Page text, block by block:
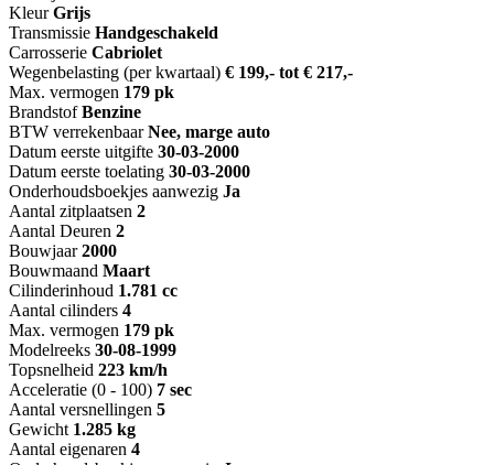
Kleur Grijs
Transmissie Handgeschakeld
Carrosserie Cabriolet
Wegenbelasting (per kwartaal) € 199,- tot € 217,-
Max. vermogen 179 pk
Brandstof Benzine
BTW verrekenbaar Nee, marge auto
Datum eerste uitgifte 30-03-2000
Datum eerste toelating 30-03-2000
Onderhoudsboekjes aanwezig Ja
Aantal zitplaatsen 2
Aantal Deuren 2
Bouwjaar 2000
Bouwmaand Maart
Cilinderinhoud 1.781 cc
Aantal cilinders 4
Max. vermogen 179 pk
Modelreeks 30-08-1999
Topsnelheid 223 km/h
Acceleratie (0 - 100) 7 sec
Aantal versnellingen 5
Gewicht 1.285 kg
Aantal eigenaren 4